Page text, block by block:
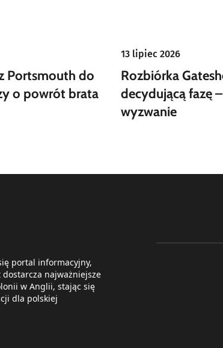
Portsmouth do
o powrót brata
13 lipiec 2026
Rozbiórka
decydującą fazę
wyzwanie
portal informacyjny,
najważniejsze
w Anglii, stając się
dla polskiej